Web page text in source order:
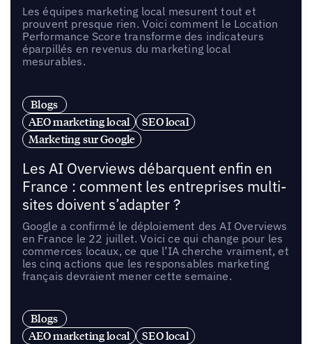
Les équipes marketing local mesurent tout et
prouvent presque rien. Voici comment le Location
Performance Score transforme des indicateurs
éparpillés en revenus du marketing local
mesurables.
Blogs
AEO marketing local
SEO local
Marketing sur Google
Les AI Overviews débarquent enfin en
France : comment les entreprises multi-
sites doivent s’adapter ?
Google a confirmé le déploiement des AI Overviews
en France le 22 juillet. Voici ce qui change pour les
commerces locaux, ce que l’IA cherche vraiment, et
les cinq actions que les responsables marketing
français devraient mener cette semaine.
Blogs
AEO marketing local
SEO local